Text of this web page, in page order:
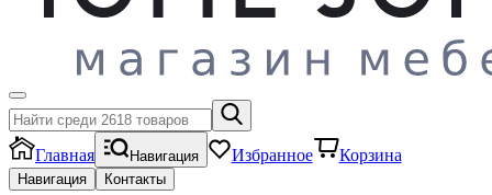
Главная Навигация Избранное Корзина
Навигация Контакты